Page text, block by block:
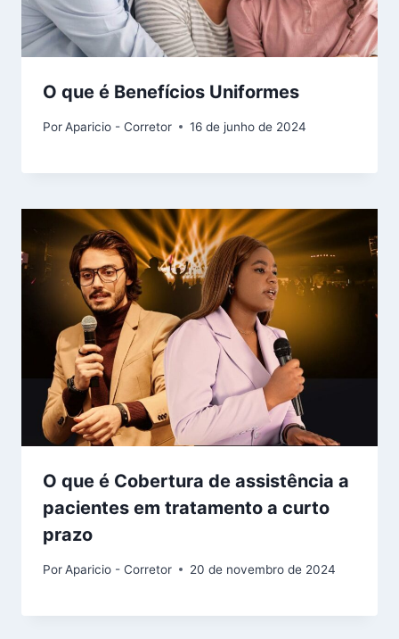
O que é Benefícios Uniformes
PorAparicio - Corretor 16 de junho de 2024
O que é Cobertura de assistência a
pacientes em tratamento a curto
prazo
PorAparicio - Corretor 20 de novembro de 2024